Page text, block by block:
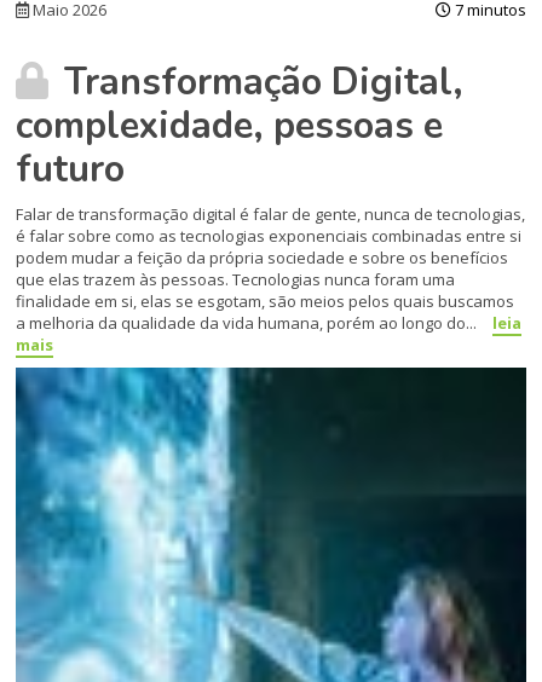
Maio 2026 7 minutos
Transformação Digital,
complexidade, pessoas e
futuro
Falar de transformação digital é falar de gente, nunca de tecnologias,
é falar sobre como as tecnologias exponenciais combinadas entre si
podem mudar a feição da própria sociedade e sobre os benefícios
que elas trazem às pessoas. Tecnologias nunca foram uma
finalidade em si, elas se esgotam, são meios pelos quais buscamos
a melhoria da qualidade da vida humana, porém ao longo do...
leia
mais